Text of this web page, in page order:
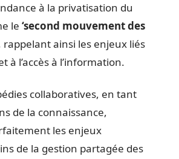
à la privatisation du
le ‘second mouvement des
rappelant ainsi les enjeux liés
à l’accès à l’information.
collaboratives, en tant
de la connaissance,
les enjeux
de la gestion partagée des